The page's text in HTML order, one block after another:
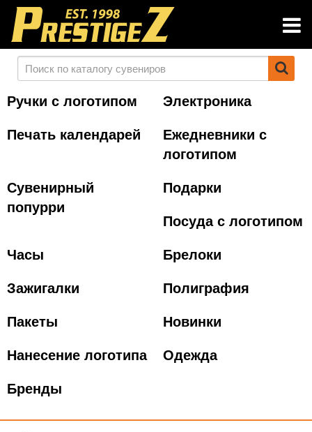
Ручки с логотипом
Электроника
Печать календарей
Ежедневники с
логотипом
Сувенирный
попурри
Подарки
Посуда с логотипом
Часы
Брелоки
Зажигалки
Полиграфия
Пакеты
Новинки
Нанесение логотипа
Одежда
Бренды